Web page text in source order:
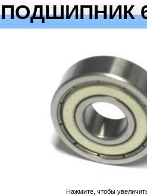
ПОДШИПНИК
Нажмите, чтобы